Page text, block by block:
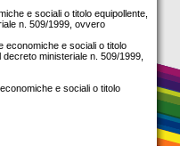
e sociali o titolo equipollente,
n. 509/1999, ovvero
economiche e sociali o titolo
ministeriale n. 509/1999,
e sociali o titolo